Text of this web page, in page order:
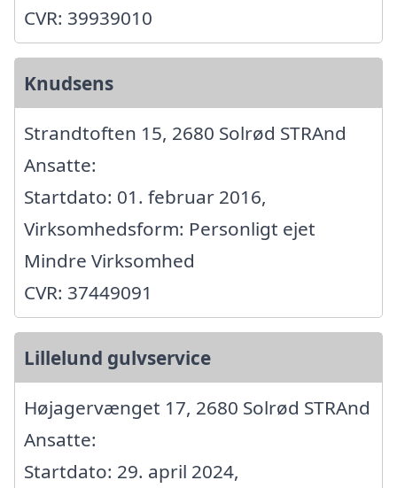
CVR: 39939010
Knudsens
Strandtoften 15, 2680 Solrød STRAnd
Ansatte:
Startdato: 01. februar 2016,
Virksomhedsform: Personligt ejet
Mindre Virksomhed
CVR: 37449091
Lillelund gulvservice
Højagervænget 17, 2680 Solrød STRAnd
Ansatte:
Startdato: 29. april 2024,